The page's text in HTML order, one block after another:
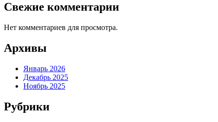
Свежие комментарии
Нет комментариев для просмотра.
Архивы
Январь 2026
Декабрь 2025
Ноябрь 2025
Рубрики